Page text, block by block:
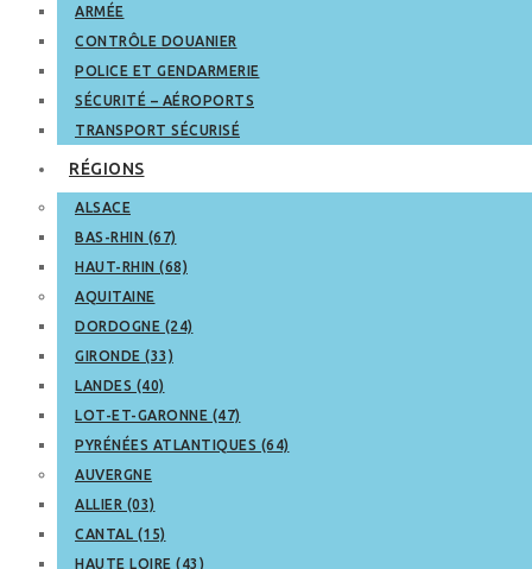
ARMÉE
CONTRÔLE DOUANIER
POLICE ET GENDARMERIE
SÉCURITÉ – AÉROPORTS
TRANSPORT SÉCURISÉ
RÉGIONS
ALSACE
BAS-RHIN (67)
HAUT-RHIN (68)
AQUITAINE
DORDOGNE (24)
GIRONDE (33)
LANDES (40)
LOT-ET-GARONNE (47)
PYRÉNÉES ATLANTIQUES (64)
AUVERGNE
ALLIER (03)
CANTAL (15)
HAUTE LOIRE (43)